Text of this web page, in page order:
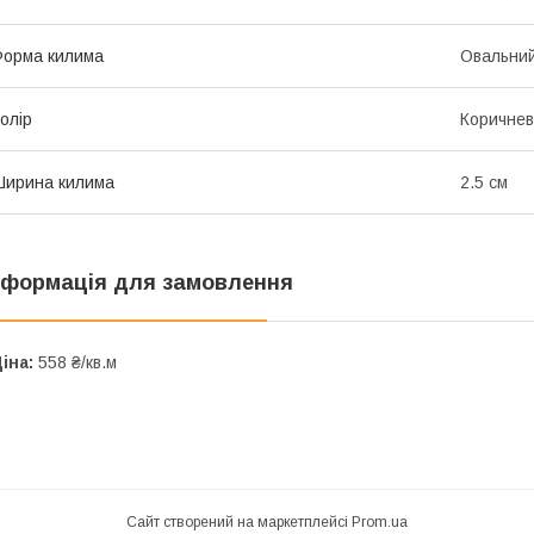
килима
килима 2.5 см
для замовлення
558 ₴/кв.м
Сайт створений на маркетплейсі Prom.ua